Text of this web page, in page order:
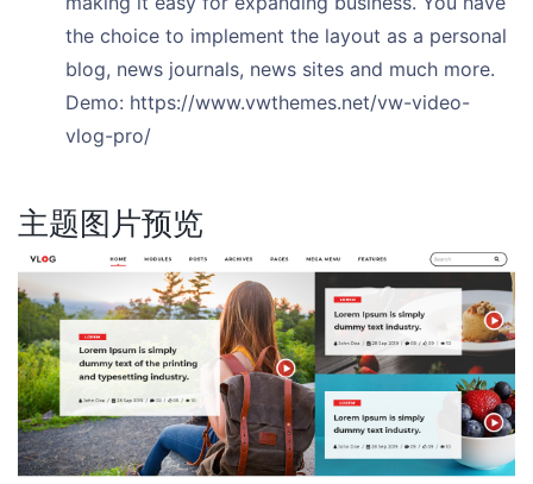
the choice to implement the layout as a personal
blog, news journals, news sites and much more.
Demo: https://www.vwthemes.net/vw-video-
vlog-pro/
主题图片预览